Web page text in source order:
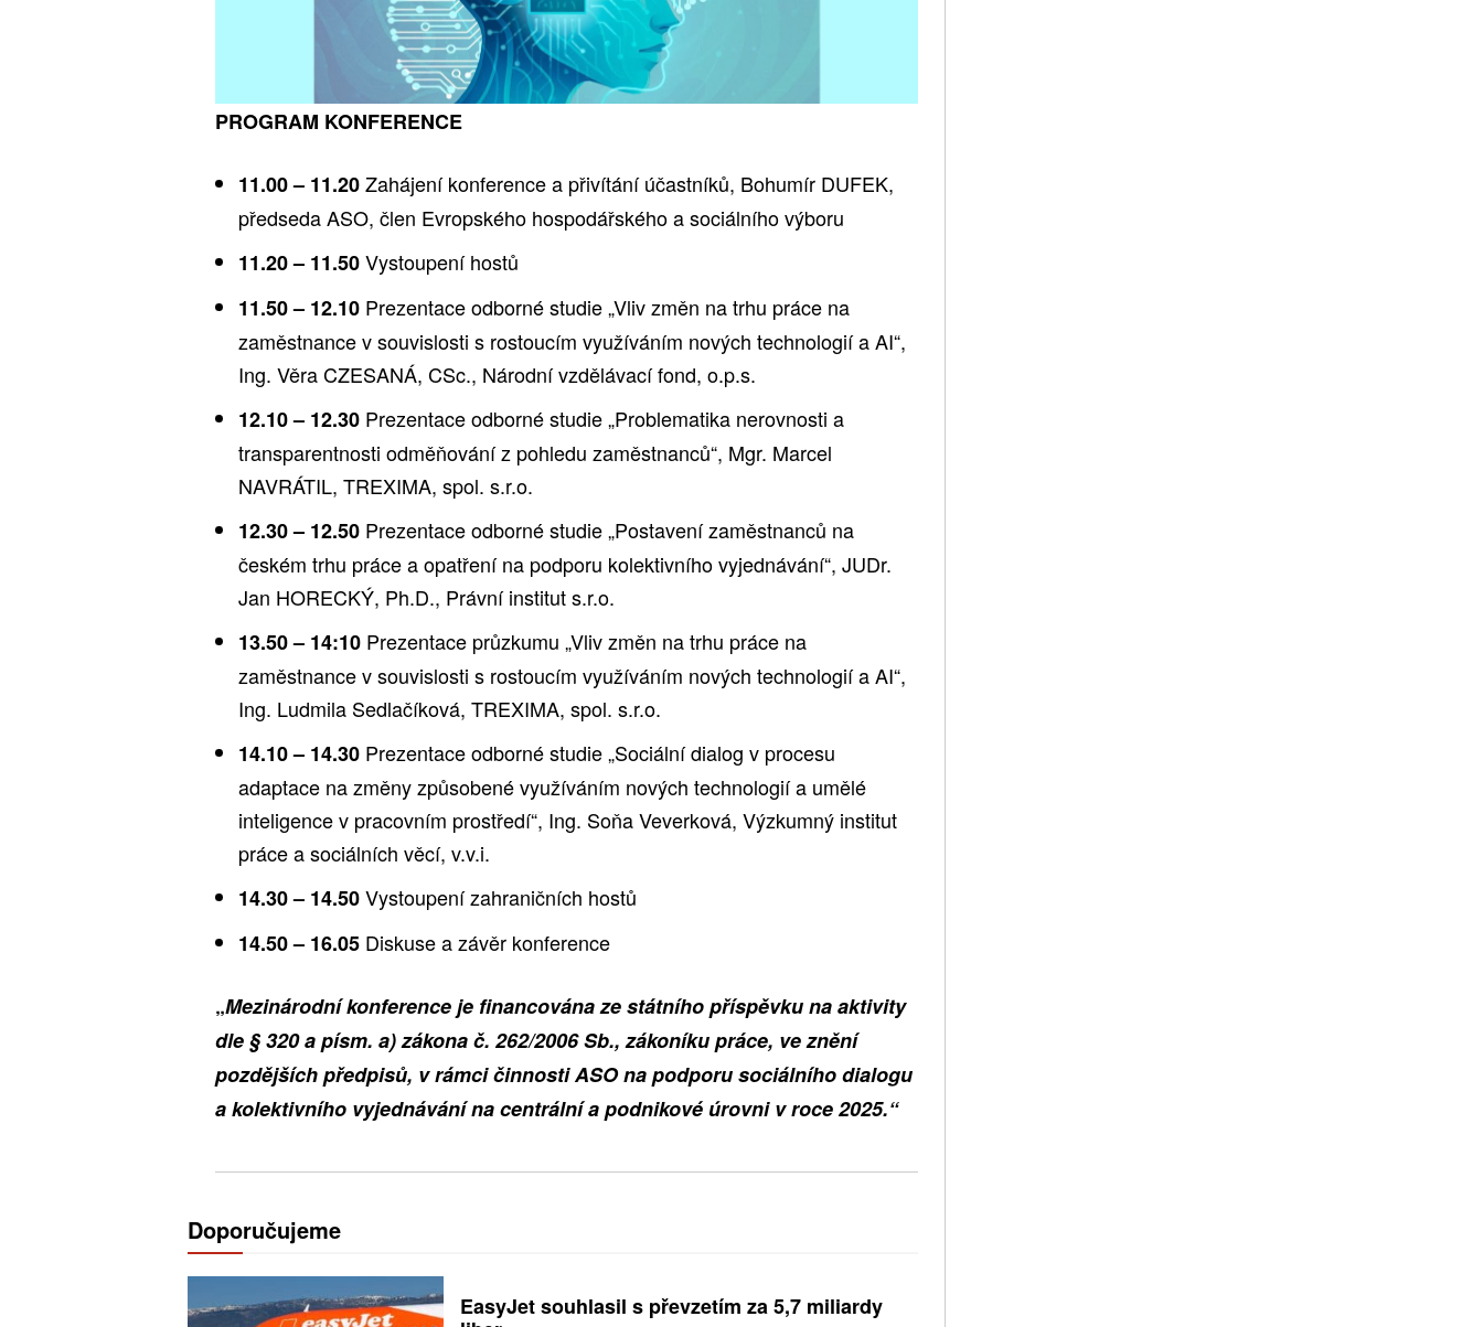
PROGRAM KONFERENCE
11.00 – 11.20Zahájení konference a přivítání účastníků, Bohumír DUFEK,
předseda ASO, člen Evropského hospodářského a sociálního výboru
11.20 – 11.50Vystoupení hostů
11.50 – 12.10 Prezentace odborné studie „Vliv změn na trhu práce na
zaměstnance v souvislosti s rostoucím využíváním nových technologií a AI“,
Ing. Věra CZESANÁ, CSc., Národní vzdělávací fond, o.p.s.
12.10 – 12.30 Prezentace odborné studie „Problematika nerovnosti a
transparentnosti odměňování z pohledu zaměstnanců“, Mgr. Marcel
NAVRÁTIL, TREXIMA, spol. s.r.o.
12.30 – 12.50 Prezentace odborné studie „Postavení zaměstnanců na
českém trhu práce a opatření na podporu kolektivního vyjednávání“, JUDr.
Jan HORECKÝ, Ph.D., Právní institut s.r.o.
13.50 – 14:10 Prezentace průzkumu „Vliv změn na trhu práce na
zaměstnance v souvislosti s rostoucím využíváním nových technologií a AI“,
Ing. Ludmila Sedlačíková, TREXIMA, spol. s.r.o.
14.10 – 14.30 Prezentace odborné studie „Sociální dialog v procesu
adaptace na změny způsobené využíváním nových technologií a umělé
inteligence v pracovním prostředí“, Ing. Soňa Veverková, Výzkumný institut
práce a sociálních věcí, v.v.i.
14.30 – 14.50Vystoupení zahraničních hostů
14.50 – 16.05 Diskuse a závěr konference
„Mezinárodní konference je financována ze státního příspěvku na aktivity
dle § 320 a písm. a) zákona č. 262/2006 Sb., zákoníku práce, ve znění
pozdějších předpisů, v rámci činnosti ASO na podporu sociálního dialogu
a kolektivního vyjednávání na centrální a podnikové úrovni v roce 2025.“
Doporučujeme
EasyJet souhlasil s převzetím za 5,7 miliardy